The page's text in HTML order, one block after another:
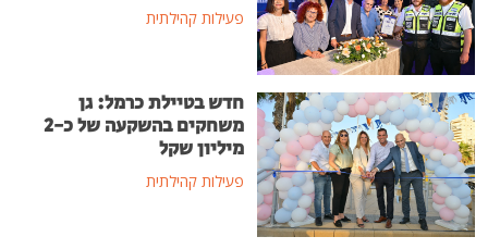
פעילות קהילתית
חדש בטיילת כרמל: גן
משחקים בהשקעה של כ-2
מיליון שקל
פעילות קהילתית